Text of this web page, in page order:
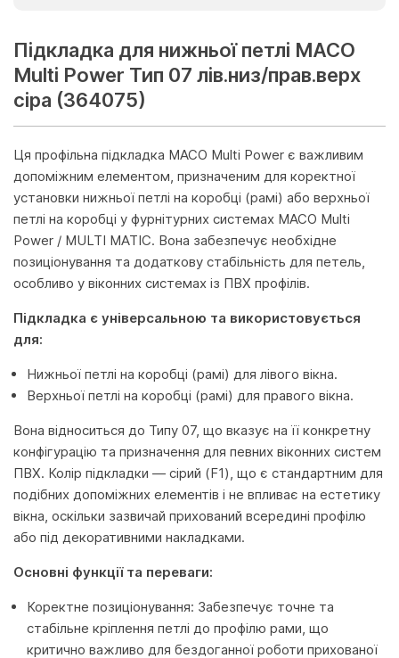
Підкладка для нижньої петлі MACO
Multi Power Тип 07 лів.низ/прав.верх
сіра (364075)
Ця профільна підкладка MACO Multi Power є важливим
допоміжним елементом, призначеним для коректної
установки нижньої петлі на коробці (рамі) або верхньої
петлі на коробці у фурнітурних системах MACO Multi
Power / MULTI MATIC. Вона забезпечує необхідне
позиціонування та додаткову стабільність для петель,
особливо у віконних системах із ПВХ профілів.
Підкладка є універсальною та використовується
для:
Нижньої петлі на коробці (рамі) для лівого вікна.
Верхньої петлі на коробці (рамі) для правого вікна.
Вона відноситься до Типу 07, що вказує на її конкретну
конфігурацію та призначення для певних віконних систем
ПВХ. Колір підкладки — сірий (F1), що є стандартним для
подібних допоміжних елементів і не впливає на естетику
вікна, оскільки зазвичай прихований всередині профілю
або під декоративними накладками.
Основні функції та переваги:
Коректне позиціонування: Забезпечує точне та
стабільне кріплення петлі до профілю рами, що
критично важливо для бездоганної роботи прихованої